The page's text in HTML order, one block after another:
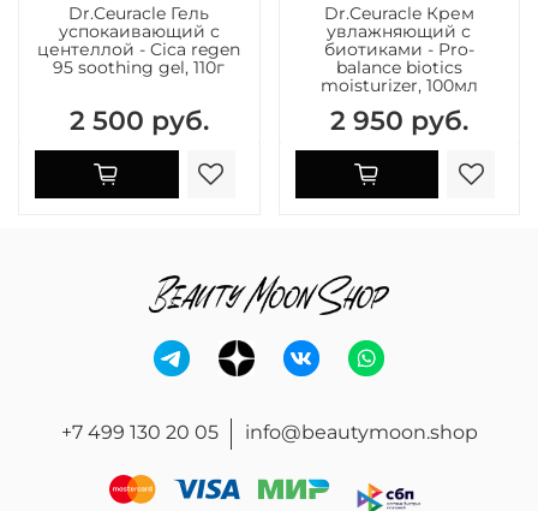
Dr.Ceuracle Гель
успокаивающий с
центеллой - Cica regen
95 soothing gel, 110г
2 500 руб.
Dr.Ceuracle Крем
увлажняющий с
биотиками - Pro-
balance biotics
moisturizer, 100мл
2 950 руб.
+7 499 130 20 05 info@beautymoon.shop